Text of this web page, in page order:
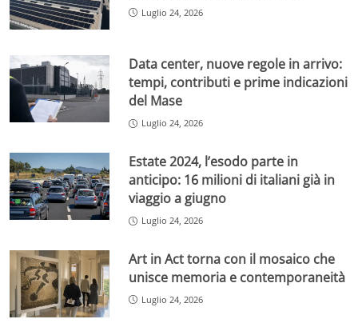
Luglio 24, 2026
Data center, nuove regole in arrivo:
tempi, contributi e prime indicazioni
del Mase
Luglio 24, 2026
Estate 2024, l’esodo parte in
anticipo: 16 milioni di italiani già in
viaggio a giugno
Luglio 24, 2026
Art in Act torna con il mosaico che
unisce memoria e contemporaneità
Luglio 24, 2026